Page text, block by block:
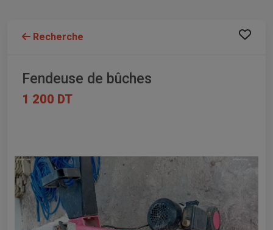
Recherche
Fendeuse de bûches
1 200 DT